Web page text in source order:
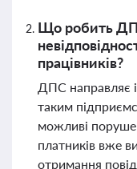
Що робить
працівників?
ДПС направляє
таким
можливі
платників вже
отримання